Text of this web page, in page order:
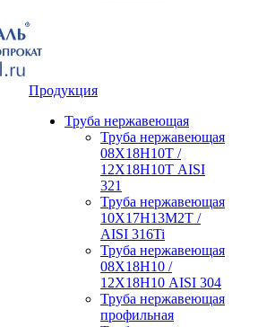
Продукция
Труба нержавеющая
Труба нержавеющая
08Х18Н10Т /
12Х18Н10Т AISI
321
Труба нержавеющая
10Х17Н13М2Т /
AISI 316Ti
Труба нержавеющая
08Х18Н10 /
12Х18Н10 AISI 304
Труба нержавеющая
профильная